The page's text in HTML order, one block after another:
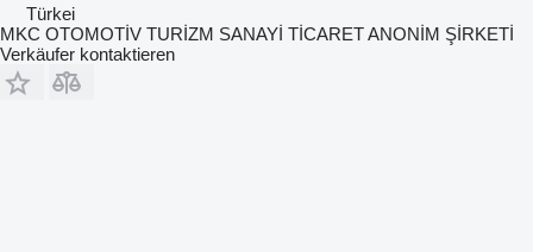
Türkei
MKC OTOMOTİV TURİZM SANAYİ TİCARET ANONİM ŞİRKETİ
Verkäufer kontaktieren